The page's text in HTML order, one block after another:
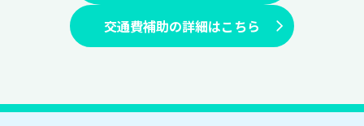
交通費補助の詳細はこちら